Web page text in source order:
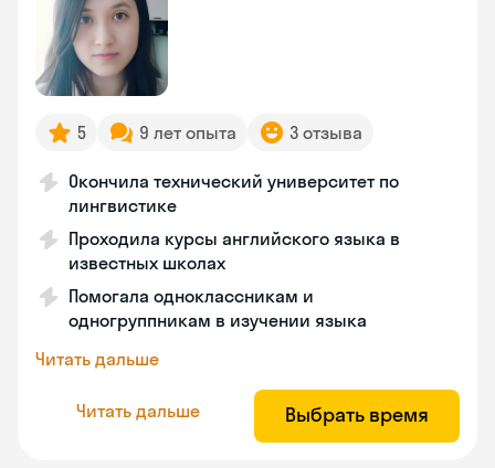
5 9 лет опыта 3 отзыва
Окончила технический университет по
лингвистике
Проходила курсы английского языка в
известных школах
Помогала одноклассникам и
одногруппникам в изучении языка
Читать дальше
Читать дальше Выбрать время